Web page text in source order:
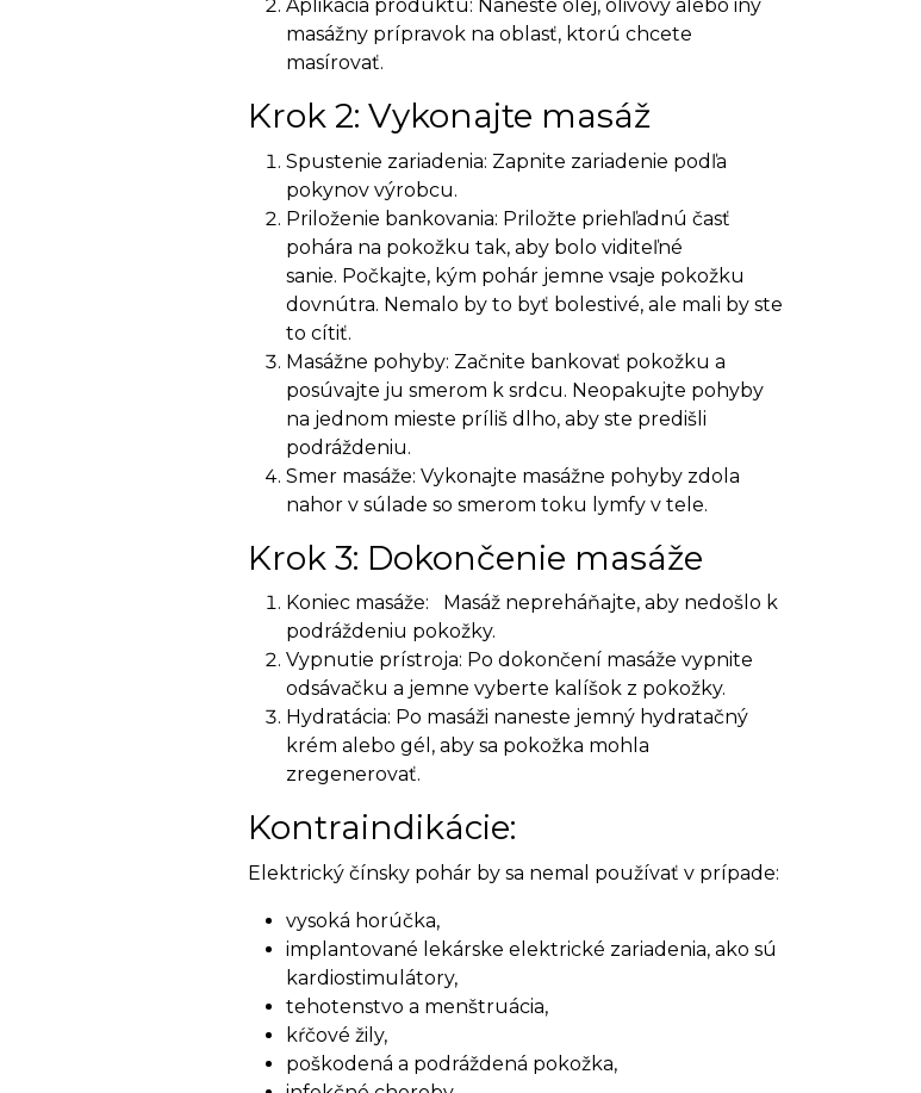
Aplikácia produktu: Naneste olej, olivový alebo iný
masážny prípravok na oblasť, ktorú chcete
masírovať.
Krok 2: Vykonajte masáž
Spustenie zariadenia: Zapnite zariadenie podľa
pokynov výrobcu.
Priloženie bankovania: Priložte priehľadnú časť
pohára na pokožku tak, aby bolo viditeľné
sanie. Počkajte, kým pohár jemne vsaje pokožku
dovnútra. Nemalo by to byť bolestivé, ale mali by ste
to cítiť.
Masážne pohyby: Začnite bankovať pokožku a
posúvajte ju smerom k srdcu. Neopakujte pohyby
na jednom mieste príliš dlho, aby ste predišli
podráždeniu.
Smer masáže: Vykonajte masážne pohyby zdola
nahor v súlade so smerom toku lymfy v tele.
Krok 3: Dokončenie masáže
Koniec masáže: Masáž nepreháňajte, aby nedošlo k
podráždeniu pokožky.
Vypnutie prístroja: Po dokončení masáže vypnite
odsávačku a jemne vyberte kalíšok z pokožky.
Hydratácia: Po masáži naneste jemný hydratačný
krém alebo gél, aby sa pokožka mohla
zregenerovať.
Kontraindikácie:
Elektrický čínsky pohár by sa nemal používať v prípade:
vysoká horúčka,
implantované lekárske elektrické zariadenia, ako sú
kardiostimulátory,
tehotenstvo a menštruácia,
kŕčové žily,
poškodená a podráždená pokožka,